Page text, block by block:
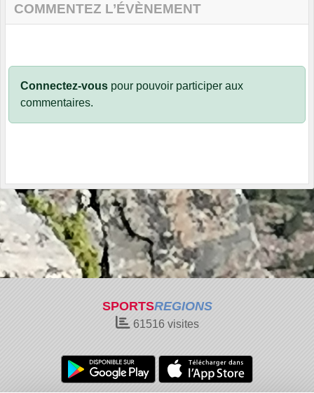
COMMENTEZ L’ÉVÈNEMENT
Connectez-vous pour pouvoir participer aux
commentaires.
SPORTSREGIONS
61516visites